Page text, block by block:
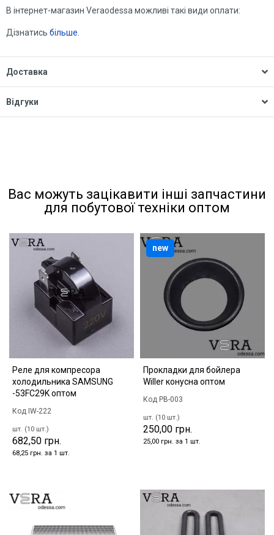
В інтернет-магазин Veraodessa можливі такі види оплати:
Дізнатись більше.
Доставка
Відгуки
Вас можуть зацікавити інші запчастини
для побутової техніки оптом
Реле для компресора
холодильника SAMSUNG
-53FC29K оптом
Код IW-222
шт. (10 шт.)
682,50 грн.
68,25 грн. за 1 шт.
Прокладки для бойлера
Willer конусна оптом
Код PB-003
шт. (10 шт.)
250,00 грн.
25,00 грн. за 1 шт.
new